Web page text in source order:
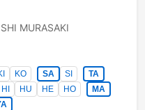
MURASAKI
KO SA SI
TA
HI HU HE HO
MA